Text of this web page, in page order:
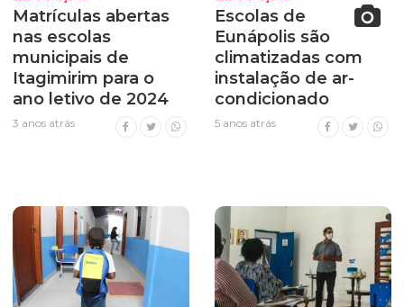
Matrículas abertas
nas escolas
municipais de
Itagimirim para o
ano letivo de 2024
3 anos atrás
Escolas de
Eunápolis são
climatizadas com
instalação de ar-
condicionado
5 anos atrás